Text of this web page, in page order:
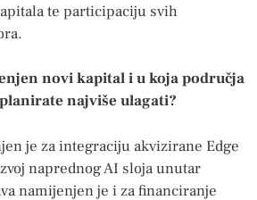
te participaciju svih
novi kapital i u koja područja
najviše ulagati?
je za integraciju akvizirane Edge
naprednog AI sloja unutar
namijenjen je i za financiranje